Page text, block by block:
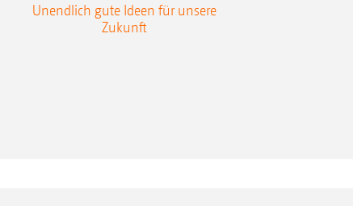
Unendlich gute Ideen für unsere
Zukunft